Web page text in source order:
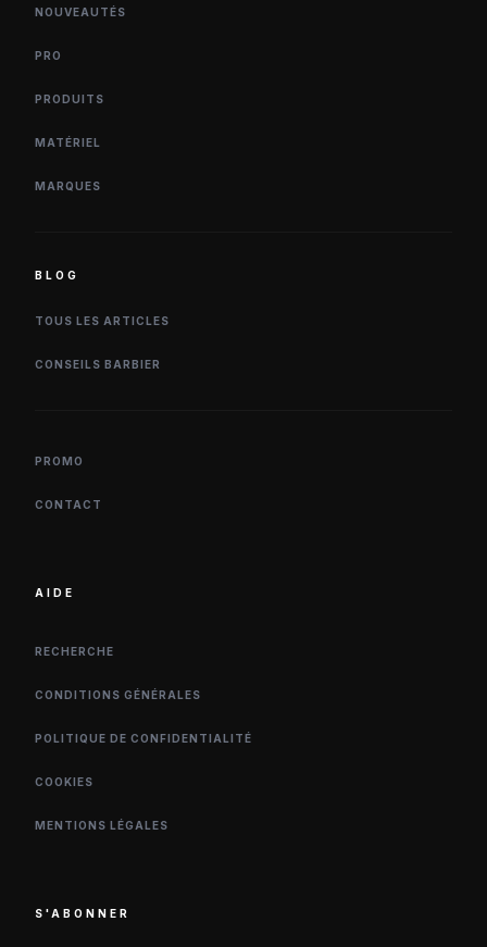
NOUVEAUTÉS
PRO
PRODUITS
MATÉRIEL
MARQUES
BLOG
TOUS LES ARTICLES
CONSEILS BARBIER
PROMO
CONTACT
AIDE
RECHERCHE
CONDITIONS GÉNÉRALES
POLITIQUE DE CONFIDENTIALITÉ
COOKIES
MENTIONS LÉGALES
S'ABONNER